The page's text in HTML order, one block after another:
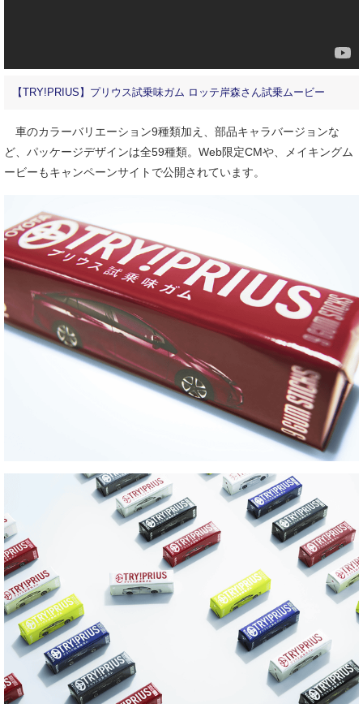
【TRY!PRIUS】プリウス試乗味ガム ロッテ岸森さん試乗ムービー
車のカラーバリエーション9種類加え、部品キャラバージョンな
ど、パッケージデザインは全59種類。Web限定CMや、メイキングム
ービーもキャンペーンサイトで公開されています。